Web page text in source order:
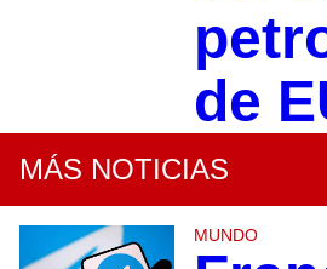
de
MÁS NOTICIAS
MUNDO